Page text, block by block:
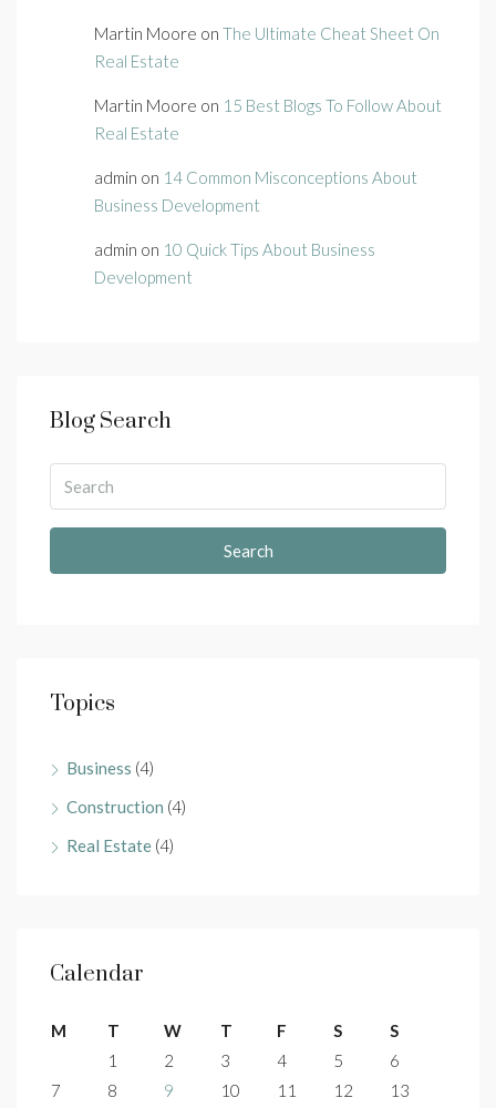
Martin Moore on The Ultimate Cheat Sheet On
Real Estate
Martin Moore on 15 Best Blogs To Follow About
Real Estate
admin on 14 Common Misconceptions About
Business Development
admin on 10 Quick Tips About Business
Development
Blog Search
Search
Topics
Business (4)
Construction (4)
Real Estate (4)
Calendar
M T W T F S
S
1
2 3 4 5
6
7
8 9 10 11 12
13